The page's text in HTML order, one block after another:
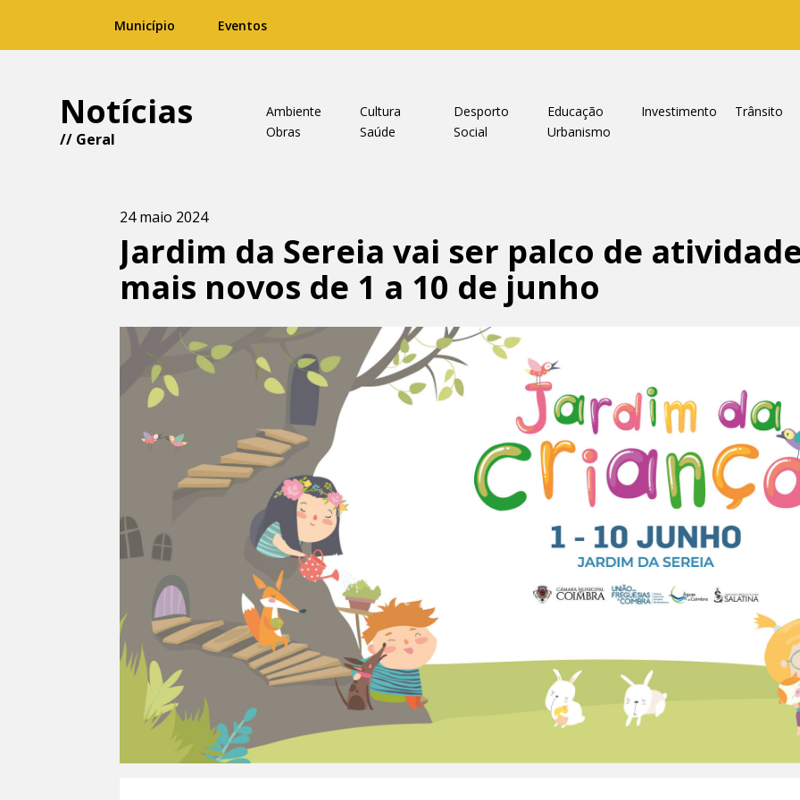
Município Eventos
Notícias
// Geral
Ambiente Cultura Desporto Educação Investimento
Trânsito
Obras
Saúde Social Urbanismo
24 maio 2024
Jardim da Sereia vai ser palco de
mais novos de 1 a 10 de junho